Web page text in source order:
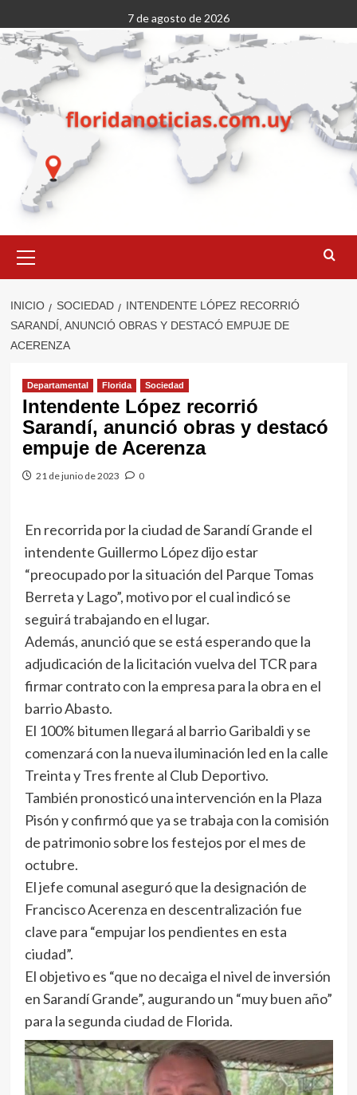
al
contenido
7 de agosto de 2026
primario
INICIO SOCIEDAD
INTENDENTE LÓPEZ RECORRIÓ
SARANDÍ, ANUNCIÓ OBRAS Y DESTACÓ EMPUJE DE
ACERENZA
Departamental Florida Sociedad
Intendente López recorrió
Sarandí, anunció obras y destacó
empuje de Acerenza
21 de junio de 2023 0
En recorrida por la ciudad de Sarandí Grande el
intendente Guillermo López dijo estar
“preocupado por la situación del Parque Tomas
Berreta y Lago”, motivo por el cual indicó se
seguirá trabajando en el lugar.
Además, anunció que se está esperando que la
adjudicación de la licitación vuelva del TCR para
firmar contrato con la empresa para la obra en el
barrio Abasto.
El 100% bitumen llegará al barrio Garibaldi y se
comenzará con la nueva iluminación led en la calle
Treinta y Tres frente al Club Deportivo.
También pronosticó una intervención en la Plaza
Pisón y confirmó que ya se trabaja con la comisión
de patrimonio sobre los festejos por el mes de
octubre.
El jefe comunal aseguró que la designación de
Francisco Acerenza en descentralización fue
clave para “empujar los pendientes en esta
ciudad”.
El objetivo es “que no decaiga el nivel de inversión
en Sarandí Grande”, augurando un “muy buen año”
para la segunda ciudad de Florida.